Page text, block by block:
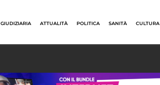
GIUDIZIARIA ATTUALITÀ POLITICA SANITÀ CULTURA